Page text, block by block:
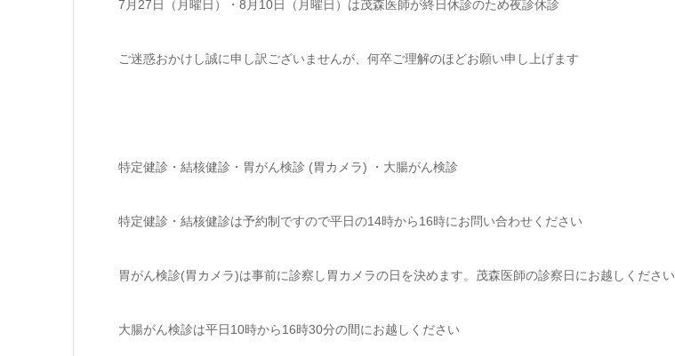
7月27日（月曜日）・8月10日（月曜日）は茂森医師が終日休診のため夜診休診
ご迷惑おかけし誠に申し訳ございませんが、何卒ご理解のほどお願い申し上げます
特定健診・結核健診・胃がん検診 (胃カメラ) ・大腸がん検診
特定健診・結核健診は予約制ですので平日の14時から16時にお問い合わせください
胃がん検診(胃カメラ)は事前に診察し胃カメラの日を決めます。茂森医師の診察日にお越しください
大腸がん検診は平日10時から16時30分の間にお越しください